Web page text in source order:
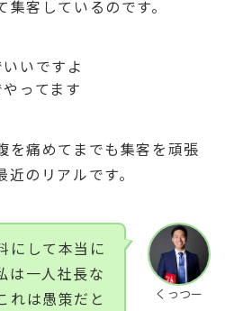
客しているのです。
いですよ
ってます
を痛めてまでも集客を頑張
のリアルです。
くっつー
にして本当に
は一人社長な
れは愚策だと